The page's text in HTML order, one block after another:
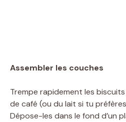
Assembler les couches
Trempe rapidement les
de café (ou du lait si tu
Dépose-les dans le fond d’un